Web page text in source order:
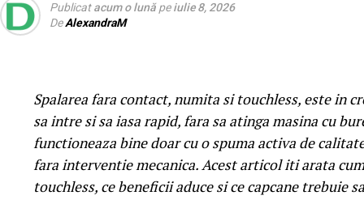
Publicat acum o lună pe iulie 8, 2026
De AlexandraM
Spalarea fara contact, numita si touchless, este in
sa intre si sa iasa rapid, fara sa atinga masina cu
functioneaza bine doar cu o spuma activa de
fara interventie mecanica. Acest articol iti arata
touchless, ce beneficii aduce si ce capcane trebuie